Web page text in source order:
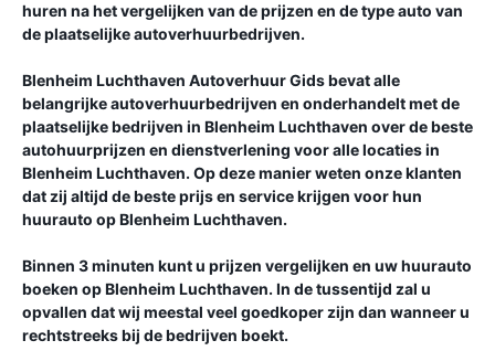
huren na het vergelijken van de prijzen en de type auto van
de plaatselijke autoverhuurbedrijven.
Blenheim Luchthaven Autoverhuur Gidsbevat alle
belangrijke autoverhuurbedrijven en onderhandelt met de
plaatselijke bedrijven in Blenheim Luchthaven over de beste
autohuurprijzen en dienstverlening voor alle locaties in
Blenheim Luchthaven. Op deze manier weten onze klanten
dat zij altijd de beste prijs en service krijgen voor hun
huurauto opBlenheim Luchthaven.
Binnen 3 minuten kunt u prijzen vergelijken en uw huurauto
boeken opBlenheim Luchthaven. In de tussentijd zal u
opvallen dat wij meestal veel goedkoper zijn dan wanneer u
rechtstreeks bij de bedrijven boekt.